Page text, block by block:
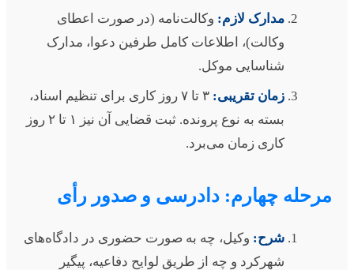
مدارک لازم:وکالت‌نامه (در صورت اعطای
وکالت)، اطلاعات کامل طرفین دعوا، مدارک
شناسایی موکل.
زمان تقریبی:
۳ تا ۷ روز کاری برای تنظیم اسناد،
بسته به نوع پرونده. ثبت قضایی آن نیز ۱ تا ۲ روز
کاری زمان می‌برد.
چهارم: دادرسی و صدور رأی
شرح:وکیل، چه به صورت حضوری در دادگاه‌های
شهرکرد و چه از طریق لوایح دفاعیه، پیگیر